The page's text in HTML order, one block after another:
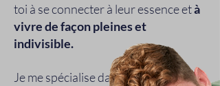
Je me spécialise dans
toi à se connecter à leur essence età
vivre de façon pleines et
indivisible.